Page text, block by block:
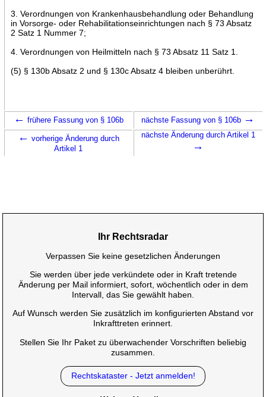
3. Verordnungen von Krankenhausbehandlung oder Behandlung
in Vorsorge- oder Rehabilitationseinrichtungen nach § 73 Absatz
2 Satz 1 Nummer 7;
4. Verordnungen von Heilmitteln nach § 73 Absatz 11 Satz 1.
(5) § 130b Absatz 2 und § 130c Absatz 4 bleiben unberührt.
← frühere Fassung von § 106b nächste Fassung von § 106b →
← vorherige Änderung durch
Artikel 1
nächste Änderung durch Artikel 1
→
Ihr Rechtsradar
Verpassen Sie keine gesetzlichen Änderungen
Sie werden über jede verkündete oder in Kraft tretende
Änderung per Mail informiert, sofort, wöchentlich oder in dem
Intervall, das Sie gewählt haben.
Auf Wunsch werden Sie zusätzlich im konfigurierten Abstand vor
Inkrafttreten erinnert.
Stellen Sie Ihr Paket zu überwachender Vorschriften beliebig
zusammen.
Rechtskataster - Jetzt anmelden!